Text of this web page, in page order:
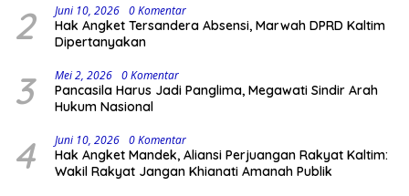
2 Juni 10, 2026 0 Komentar
Hak Angket Tersandera Absensi, Marwah DPRD Kaltim
Dipertanyakan
3 Mei 2, 2026 0 Komentar
Pancasila Harus Jadi Panglima, Megawati Sindir Arah
Hukum Nasional
4 Juni 10, 2026 0 Komentar
Hak Angket Mandek, Aliansi Perjuangan Rakyat Kaltim:
Wakil Rakyat Jangan Khianati Amanah Publik